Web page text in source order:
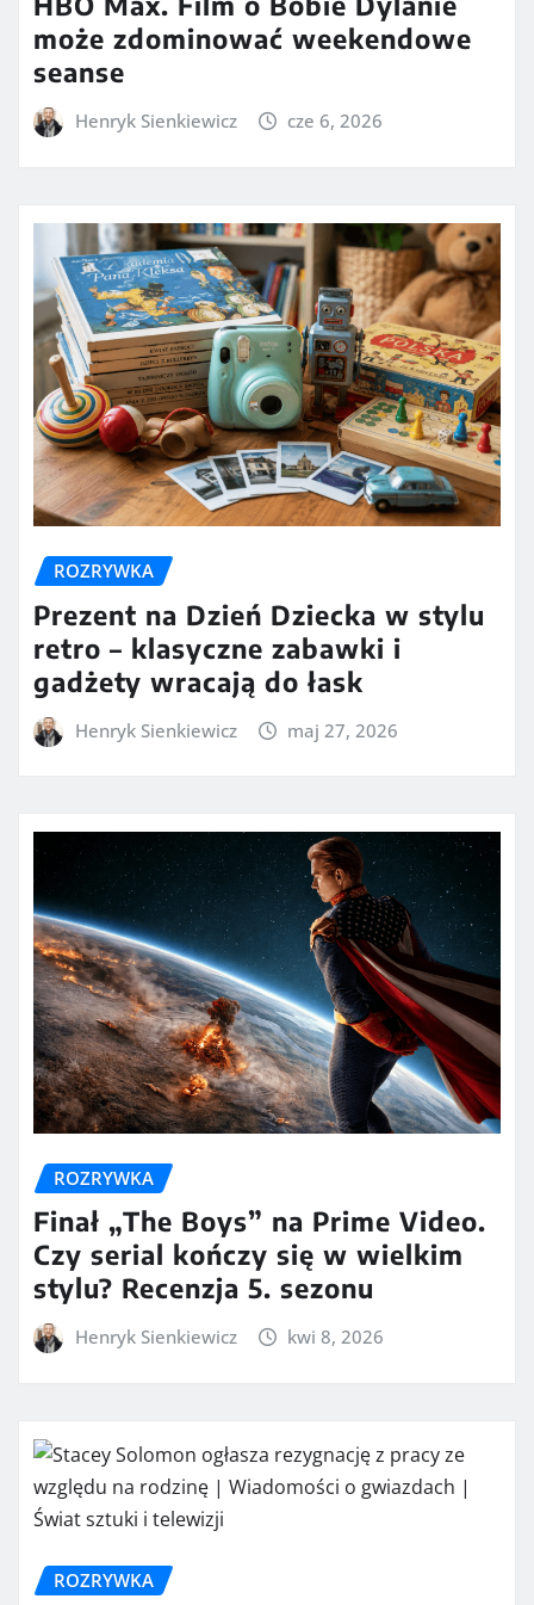
może zdominować weekendowe
seanse
Henryk Sienkiewicz cze 6, 2026
ROZRYWKA
Prezent na Dzień Dziecka w stylu
retro – klasyczne zabawki i
gadżety wracają do łask
Henryk Sienkiewicz maj 27, 2026
ROZRYWKA
Finał „The Boys” na Prime Video.
Czy serial kończy się w wielkim
stylu? Recenzja 5. sezonu
Henryk Sienkiewicz kwi 8, 2026
ROZRYWKA